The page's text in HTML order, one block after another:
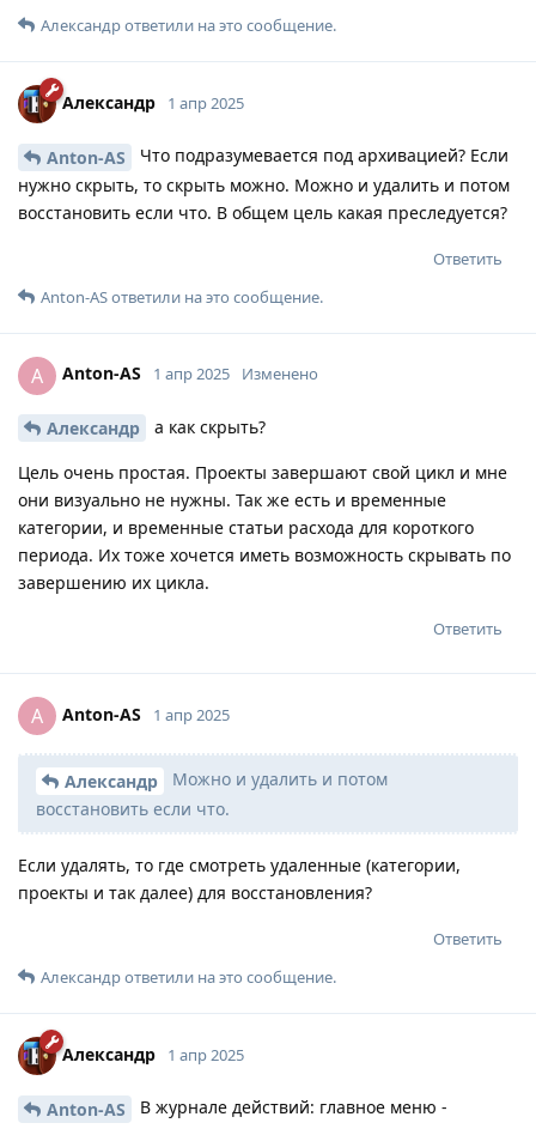
Александрответили на это сообщение.
Александр 1 апр 2025
Anton-AS
Что подразумевается под архивацией? Если
нужно скрыть, то скрыть можно. Можно и удалить и потом
восстановить если что. В общем цель какая преследуется?
Ответить
Anton-ASответили на это сообщение.
A Anton-AS 1 апр 2025 Изменено
Александр а как скрыть?
Цель очень простая. Проекты завершают свой цикл и мне
они визуально не нужны. Так же есть и временные
категории, и временные статьи расхода для короткого
периода. Их тоже хочется иметь возможность скрывать по
завершению их цикла.
Ответить
A Anton-AS 1 апр 2025
Александр
Можно и удалить и потом
восстановить если что.
Если удалять, то где смотреть удаленные (категории,
проекты и так далее) для восстановления?
Ответить
Александрответили на это сообщение.
Александр 1 апр 2025
Anton-AS
В журнале действий: главное меню -